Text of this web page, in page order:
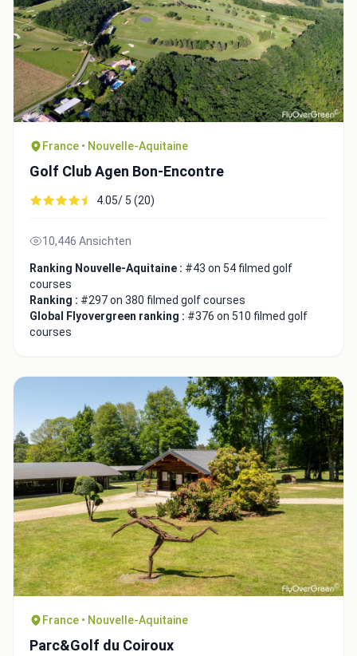
France • Nouvelle-Aquitaine
Golf Club Agen Bon-Encontre
4.05/ 5 (20)
10,446 Ansichten
Ranking Nouvelle-Aquitaine : #43 on 54 filmed golf
courses
Ranking : #297 on 380 filmed golf courses
Global Flyovergreen ranking : #376 on 510 filmed golf
courses
France • Nouvelle-Aquitaine
Parc&Golf du Coiroux